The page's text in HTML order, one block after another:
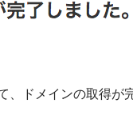
、ドメインの取得が